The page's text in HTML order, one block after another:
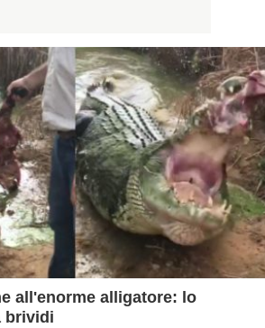
all'enorme alligatore: lo
brividi